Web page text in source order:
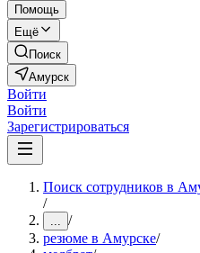
Помощь
Ещё
Поиск
Амурск
Войти
Войти
Зарегистрироваться
Поиск сотрудников в
/
... /
резюме в Амурске/